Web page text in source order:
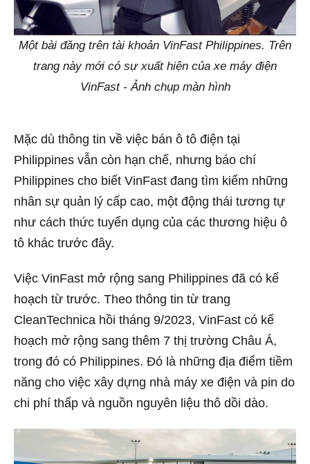
Một bài đăng trên tài khoản VinFast Philippines. Trên
trang này mới có sự xuất hiện của xe máy điện
VinFast - Ảnh chụp màn hình
Mặc dù thông tin về việc bán ô tô điện tại
Philippines vẫn còn hạn chế, nhưng báo chí
Philippines cho biết VinFast đang tìm kiếm những
nhân sự quản lý cấp cao, một động thái tương tự
như cách thức tuyển dụng của các thương hiệu ô
tô khác trước đây.
Việc VinFast mở rộng sang Philippines đã có kế
hoạch từ trước. Theo thông tin từ trang
CleanTechnica hồi tháng 9/2023, VinFast có kế
hoạch mở rộng sang thêm 7 thị trường Châu Á,
trong đó có Philippines. Đó là những địa điểm tiềm
năng cho việc xây dựng nhà máy xe điện và pin do
chi phí thấp và nguồn nguyên liệu thô dồi dào.